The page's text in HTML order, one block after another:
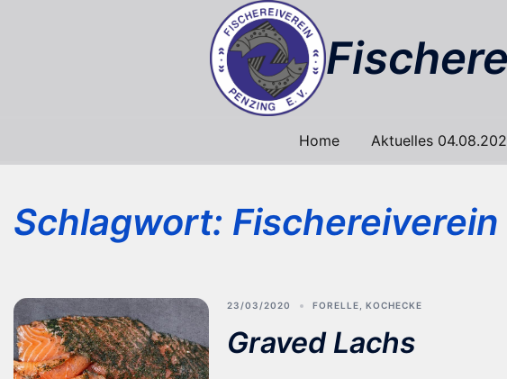
Home Aktuelles
Schlagwort:
23/03/2020 FORELLE KOCHECKE
Graved Lachs